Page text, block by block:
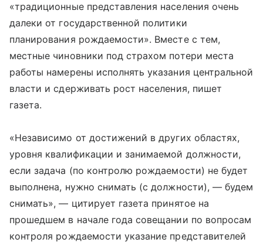
«традиционные представления населения очень
далеки от государственной политики
планирования рождаемости». Вместе с тем,
местные чиновники под страхом потери места
работы намерены исполнять указания центральной
власти и сдерживать рост населения, пишет
газета.
«Независимо от достижений в других областях,
уровня квалификации и занимаемой должности,
если задача (по контролю рождаемости) не будет
выполнена, нужно снимать (с должности), — будем
снимать», — цитирует газета принятое на
прошедшем в начале года совещании по вопросам
контроля рождаемости указание представителей